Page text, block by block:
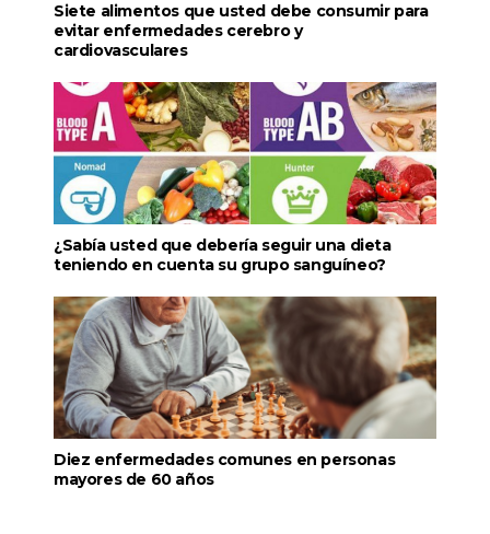
Siete alimentos que usted debe consumir para
evitar enfermedades cerebro y
cardiovasculares
¿Sabía usted que debería seguir una dieta
teniendo en cuenta su grupo sanguíneo?
Diez enfermedades comunes en personas
mayores de 60 años